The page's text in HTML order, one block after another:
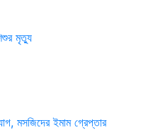
মৃত্যু
মসজিদের ইমাম গ্রেপ্তার